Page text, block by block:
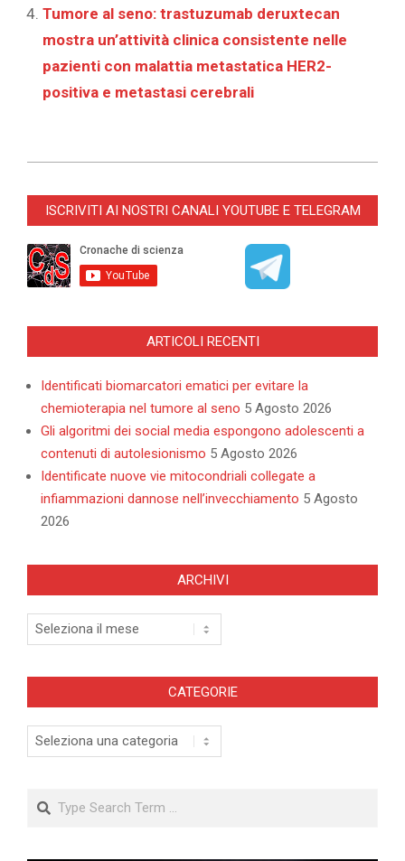
Tumore al seno: trastuzumab deruxtecan
mostra un’attività clinica consistente nelle
pazienti con malattia metastatica HER2-
positiva e metastasi cerebrali
10-
ISCRIVITI AI NOSTRI CANALI YOUTUBE E TELEGRAM
ARTICOLI RECENTI
Identificati biomarcatori ematici per evitare la
chemioterapia nel tumore al seno 5 Agosto 2026
Gli algoritmi dei social media espongono adolescenti a
contenuti di autolesionismo 5 Agosto 2026
Identificate nuove vie mitocondriali collegate a
infiammazioni dannose nell’invecchiamento 5 Agosto
2026
ARCHIVI
Archivi
CATEGORIE
Categorie
Search